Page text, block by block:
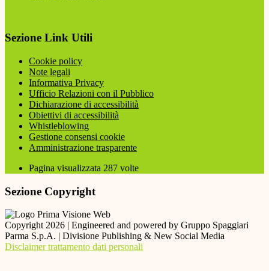
Sezione Link Utili
Cookie policy
Note legali
Informativa Privacy
Ufficio Relazioni con il Pubblico
Dichiarazione di accessibilità
Obiettivi di accessibilità
Whistleblowing
Gestione consensi cookie
Amministrazione trasparente
Pagina visualizzata 287 volte
Sezione Copyright
Copyright 2026 | Engineered and powered by Gruppo Spaggiari
Parma S.p.A. | Divisione Publishing & New Social Media
Disclaimer trattamento dati personali